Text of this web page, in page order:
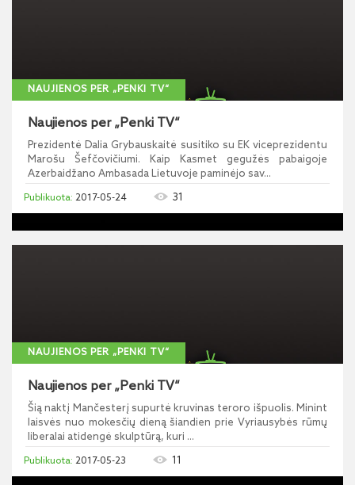
NAUJIENOS PER „PENKI TV“
Naujienos per „Penki TV“
Prezidentė Dalia Grybauskaitė susitiko su EK viceprezidentu
Marošu Šefčovičiumi. Kaip Kasmet gegužės pabaigoje
Azerbaidžano Ambasada Lietuvoje paminėjo sav...
2017-05-24 31
NAUJIENOS PER „PENKI TV“
Naujienos per „Penki TV“
Šią naktį Mančesterį supurtė kruvinas teroro išpuolis. Minint
laisvės nuo mokesčių dieną šiandien prie Vyriausybės rūmų
liberalai atidengė skulptūrą, kuri ...
2017-05-23 11